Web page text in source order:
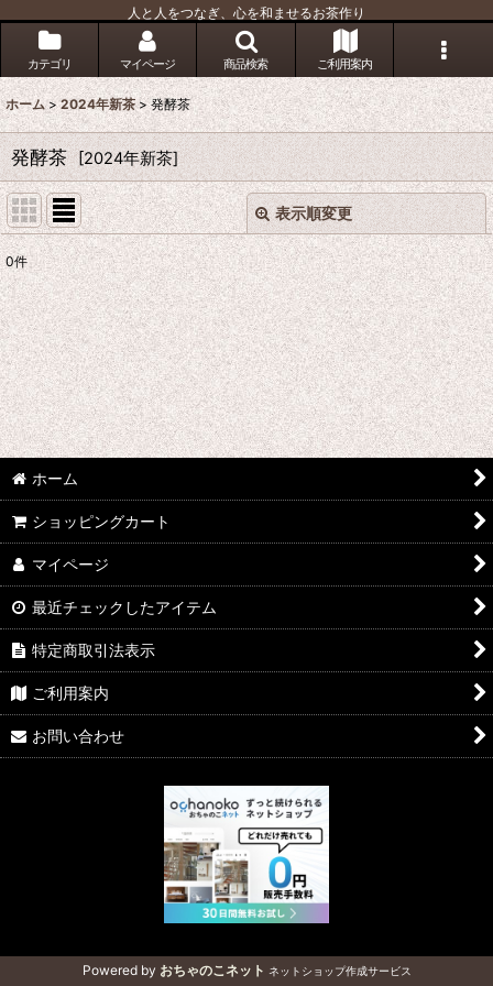
人と人をつなぎ、心を和ませるお茶作り
カテゴリ マイページ 商品検索 ご利用案内
ホーム > 2024年新茶 > 発酵茶
発酵茶 [2024年新茶]
表示順変更
表示数 :
並び順:
絞り込む
閉じる
0件
ホーム
ショッピングカート
マイページ
最近チェックしたアイテム
特定商取引法表示
ご利用案内
お問い合わせ
Powered by おちゃのこネット ネットショップ作成サービス